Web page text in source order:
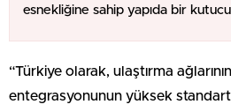
esnekliğine sahip yapıda bir
“Türkiye olarak, ulaştırma
entegrasyonunun yüksek